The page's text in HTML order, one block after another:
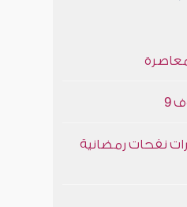
9
نفحات رمضانية